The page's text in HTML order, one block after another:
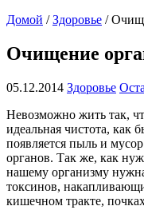
Домой / Здоровье /
Очищение
05.12.2014 Здоровье
Невозможно жить так,
идеальная чистота, как
появляется пыль и
органов. Так же, как
нашему организму
токсинов,
кишечном тракте,